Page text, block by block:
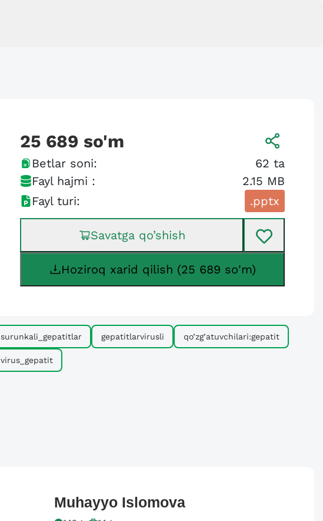
25 689 so'm
Betlar soni: 62 ta
Fayl hajmi :
2.15 MB
Fayl turi:
.pptx
Savatga qo’shish
Hoziroq xarid qilish (25 689 so'm)
surunkali_gepatitlar gepatitlarvirusli qo’zg’atuvchilari:gepatit
virus_gepatit
Muhayyo Islomova